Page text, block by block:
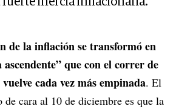
de la inflación se transformó en
que con el correr de
vuelve cada vez más empinada. El
cara al 10 de diciembre es que la